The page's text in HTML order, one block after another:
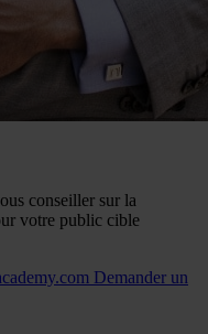
conseiller sur la
votre public cible
Demander un